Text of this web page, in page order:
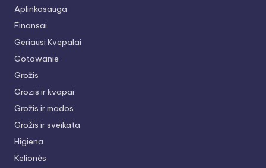
Aplinkosauga
Finansai
Geriausi Kvepalai
Gotowanie
Grožis
Grozis ir kvapai
Grožis ir mados
Grožis ir sveikata
Higiena
Kelionės